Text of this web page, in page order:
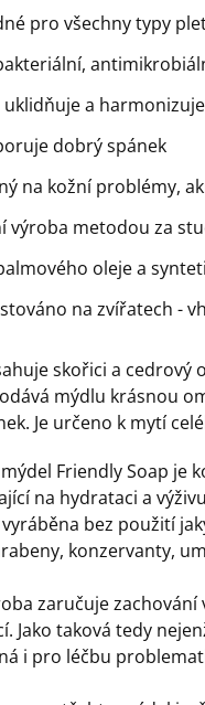
pro všechny typy
uklidňuje a harmonizuje
dobrý spánek
na kožní problémy,
výroba metodou za
oleje a
na zvířatech -
skořici a cedrový
mýdlu krásnou
Je určeno k mytí
Friendly Soap je
na hydrataci a
bez použití
konzervanty,
zaručuje
Jako taková tedy
i pro léčbu